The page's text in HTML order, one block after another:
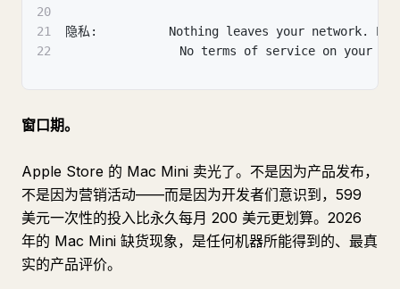
20
21
隐私:          Nothing leaves your network.
22
No terms of service on your
窗口期。
Apple Store 的 Mac Mini 卖光了。不是因为产品发布，
不是因为营销活动——而是因为开发者们意识到，599
美元一次性的投入比永久每月 200 美元更划算。2026
年的 Mac Mini 缺货现象，是任何机器所能得到的、最真
实的产品评价。